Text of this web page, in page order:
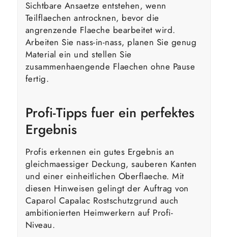
Sichtbare Ansaetze entstehen, wenn
Teilflaechen antrocknen, bevor die
angrenzende Flaeche bearbeitet wird.
Arbeiten Sie nass-in-nass, planen Sie genug
Material ein und stellen Sie
zusammenhaengende Flaechen ohne Pause
fertig.
Profi-Tipps fuer ein perfektes
Ergebnis
Profis erkennen ein gutes Ergebnis an
gleichmaessiger Deckung, sauberen Kanten
und einer einheitlichen Oberflaeche. Mit
diesen Hinweisen gelingt der Auftrag von
Caparol Capalac Rostschutzgrund auch
ambitionierten Heimwerkern auf Profi-
Niveau.